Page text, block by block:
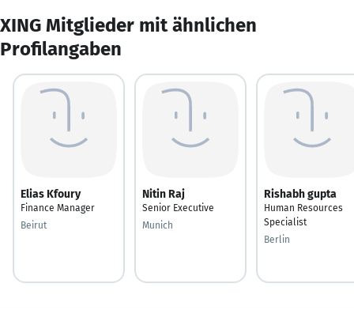
XING Mitglieder mit ähnlichen
Profilangaben
Elias Kfoury
Finance Manager
Beirut
Nitin Raj
Senior Executive
Munich
Rishabh gupta
Human Resources
Specialist
Berlin